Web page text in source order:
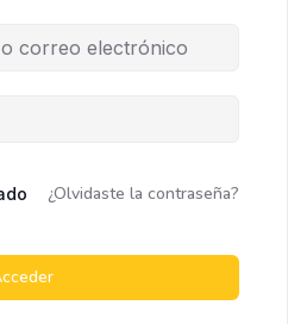
¿Olvidaste la contraseña?